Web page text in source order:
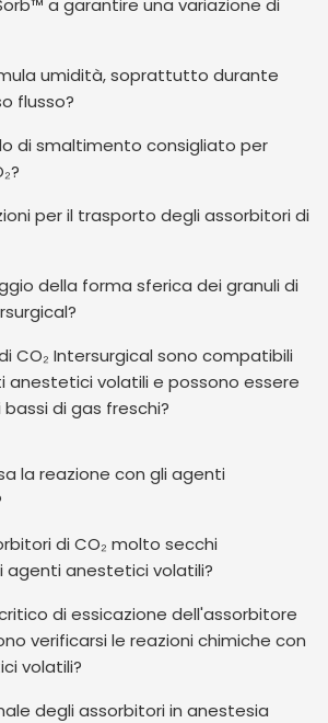
a garantire una variazione di
umidità, soprattutto durante
flusso?
di smaltimento consigliato per
per il trasporto degli assorbitori di
della forma sferica dei granuli di
CO₂ Intersurgical sono compatibili
volatili e possono essere
di gas freschi?
la reazione con gli agenti
di CO₂ molto secchi
agenti anestetici volatili?
di essicazione dell'assorbitore
verificarsi le reazioni chimiche con
volatili?
degli assorbitori in anestesia